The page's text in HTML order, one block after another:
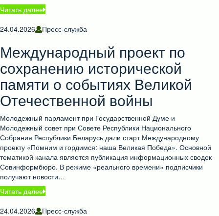
Читать далее
24.04.2026
Пресс-служба
Международный проект по
сохранению исторической
памяти о событиях Великой
Отечественной войны
Молодежный парламент при Государственной Думе и
Молодежный совет при Совете Республики Национального
Собрания Республики Беларусь дали старт Международному
проекту «Помним и гордимся: наша Великая Победа». Основной
тематикой канала является публикация информационных сводок
Совинформбюро. В режиме «реального времени» подписчики
получают новости…
Читать далее
24.04.2026
Пресс-служба